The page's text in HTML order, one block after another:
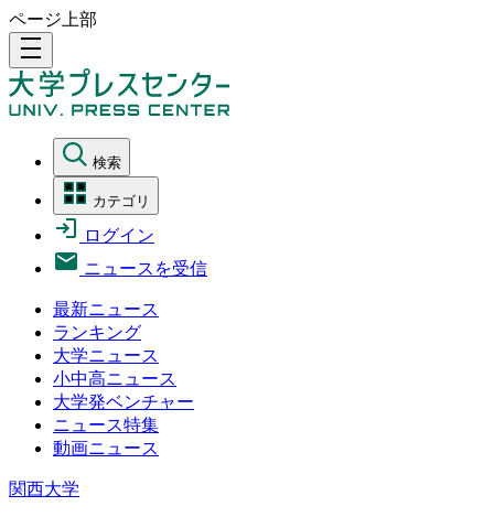
ページ上部
density_medium
検索
カテゴリ
ログイン
ニュースを受信
最新ニュース
ランキング
大学ニュース
小中高ニュース
大学発ベンチャー
ニュース特集
動画ニュース
関西大学